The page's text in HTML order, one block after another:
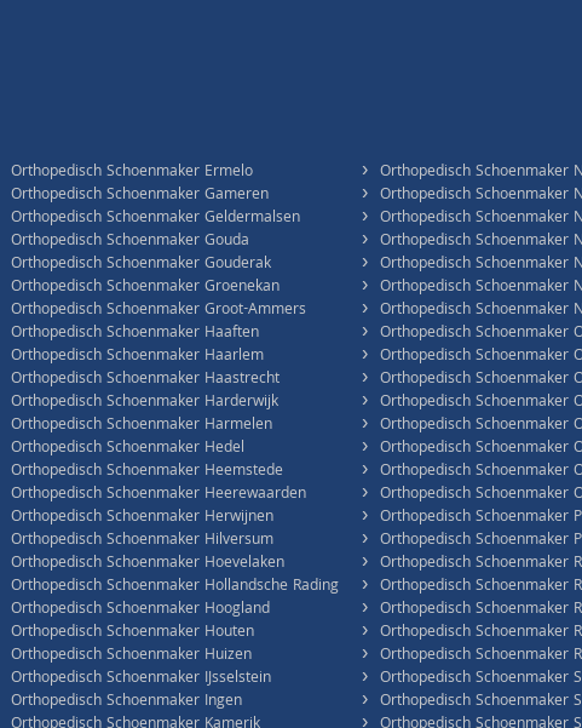
Orthopedisch Schoenmaker Ermelo
Orthopedisch Schoenmaker Gameren
Orthopedisch Schoenmaker Geldermalsen
Orthopedisch Schoenmaker Gouda
Orthopedisch Schoenmaker Gouderak
Orthopedisch Schoenmaker Groenekan
Orthopedisch Schoenmaker Groot-Ammers
Orthopedisch Schoenmaker Haaften
Orthopedisch Schoenmaker Haarlem
Orthopedisch Schoenmaker Haastrecht
Orthopedisch Schoenmaker Harderwijk
Orthopedisch Schoenmaker Harmelen
Orthopedisch Schoenmaker Hedel
Orthopedisch Schoenmaker Heemstede
Orthopedisch Schoenmaker Heerewaarden
Orthopedisch Schoenmaker Herwijnen
Orthopedisch Schoenmaker Hilversum
Orthopedisch Schoenmaker Hoevelaken
Orthopedisch Schoenmaker Hollandsche Rading
Orthopedisch Schoenmaker Hoogland
Orthopedisch Schoenmaker Houten
Orthopedisch Schoenmaker Huizen
Orthopedisch Schoenmaker IJsselstein
Orthopedisch Schoenmaker Ingen
› Orthopedisch Schoenmaker
› Orthopedisch Schoenmaker
› Orthopedisch Schoenmaker
› Orthopedisch Schoenmaker
› Orthopedisch Schoenmaker
› Orthopedisch Schoenmaker
› Orthopedisch Schoenmaker
› Orthopedisch Schoenmaker
› Orthopedisch Schoenmaker
› Orthopedisch Schoenmaker
› Orthopedisch Schoenmaker
› Orthopedisch Schoenmaker
› Orthopedisch Schoenmaker
› Orthopedisch Schoenmaker
› Orthopedisch Schoenmaker
› Orthopedisch Schoenmaker
› Orthopedisch Schoenmaker
› Orthopedisch Schoenmaker
› Orthopedisch Schoenmaker
› Orthopedisch Schoenmaker
› Orthopedisch Schoenmaker
› Orthopedisch Schoenmaker
› Orthopedisch Schoenmaker
› Orthopedisch Schoenmaker